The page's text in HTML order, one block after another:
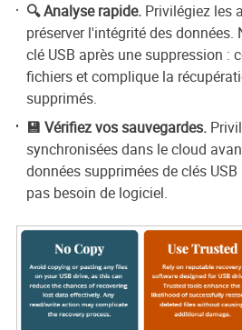
🔍 Analyse rapide. Privilégiez les
préserver l'intégrité des
clé USB après une suppression :
fichiers et complique la
supprimés.
💾 Vérifiez vos sauvegardes.
synchronisées dans le cloud
données supprimées de clés
pas besoin de logiciel.